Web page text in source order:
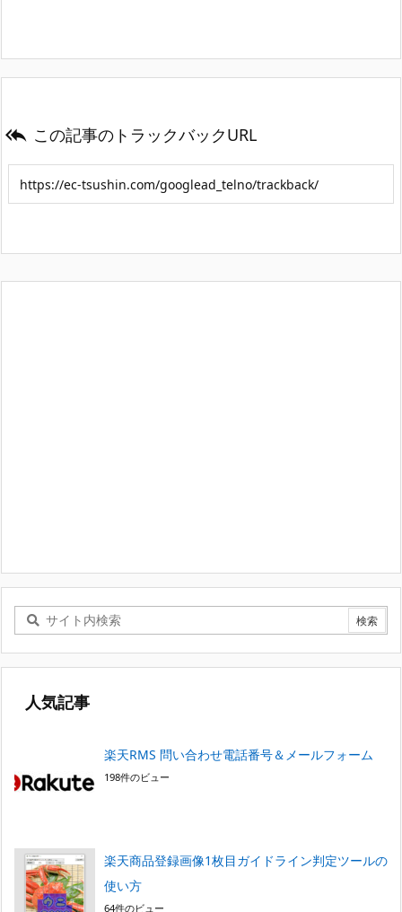
 この記事のトラックバックURL
人気記事
楽天RMS 問い合わせ電話番号＆メールフォーム
198件のビュー
楽天商品登録画像1枚目ガイドライン判定ツールの
使い方
64件のビュー